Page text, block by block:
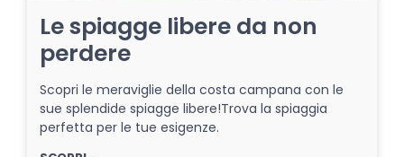
Le spiagge libere da non
perdere
Scopri le meraviglie della costa campana con le
sue splendide spiagge libere!Trova la spiaggia
perfetta per le tue esigenze.